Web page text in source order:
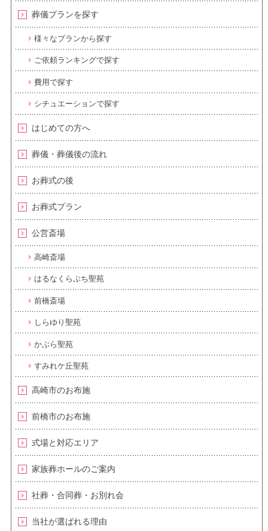
葬儀プランを探す
様々なプランから探す
ご依頼ランキングで探す
費用で探す
シチュエーションで探す
はじめての方へ
葬儀・葬儀後の流れ
お葬式の後
お葬式プラン
公営斎場
高崎斎場
はるなくらぶち聖苑
前橋斎場
しらゆり聖苑
かぶら聖苑
すみれケ丘聖苑
高崎市のお布施
前橋市のお布施
式場と対応エリア
家族葬ホールのご案内
社葬・合同葬・お別れ会
当社が選ばれる理由